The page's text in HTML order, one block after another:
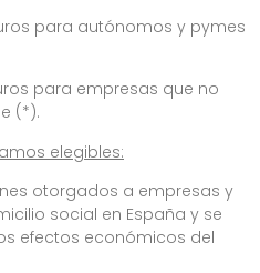
para autónomos y pymes
para empresas que no
(*).
elegibles:
otorgados a empresas y
social en España y se
efectos económicos del